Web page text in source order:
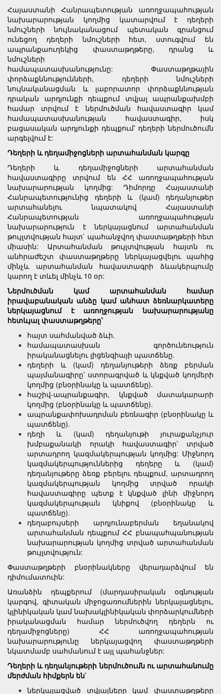
Հայաստանի Հանրապետության առողջապահության
նախարարության կողմից կատարվում է դեղերի
նմուշների նույնականացում պետական գրանցում
ունեցող դեղերի նմուշների հետ, ստուգվում են
ապրանքաուղեկից փաստաթղթերը, դրանց և
նմուշների
համապատասխանությունը: Փաստաթղթային
փորձաքննությունների, դեղերի նմուշների
նույնականացման և լաբորատոր փորձաքննության
դրական արդյունքի դեպքում տվյալ ապրանքախմբի
համար տրվում է ներմուծման հավաստագիր կամ
համապատասխանության հավաստագիր, իսկ
բացասական արդյունքի դեպքում՝ դեղերի ներմուծումն
արգելվում է:
Դեղերի և դեղամիջոցների արտահանման կարգը
Դեղերի և դեղամիջոցների արտահանման
հավաստագիրը տրվում են ՀՀ առողջապահության
նախարարության կողմից: Դիմորդը Հայաստանի
Հանրապետությունից դեղերի և (կամ) դեղանյութեր
արտահանելու նպատակով Հայաստանի
Հանրապետության առողջապահության
նախարարություն է ներկայացնում արտահանման
թույլտվության հայտ` պահանջվող փաստաթղթերի հետ
միասին: Արտահանման թույլտվության հայտն ու
անհրաժեշտ փաստաթղթերը ներկայացվելու պահից
մինչև արտահանման հավաստագրի ձևակերպումը
կարող է տևել մինչև 10 օր:
Ներմուծման կամ արտահանման համար
իրավաբանական անձը կամ անհատ ձեռնարկատերը
ներկայացնում է առողջության նախարարությանը
հետևյալ փաստաթղթերը՝
հայտ սահմանված ձևի.
համապատասխան գործունեություն
իրականացնելու լիցենզիայի պատճենը.
դեղերի և (կամ) դեղանյութերի ձեռք բերման
պայմանագիրը՝ ստորագրված և կնքված կողմերի
կողմից (բնօրինակը և պատճենը).
հաշիվ-ապրանքագիր, կնքված մատակարարի
կողմից (բնօրինակը և պատճենը).
ապրանքափոխադրման բեռնագիր (բնօրինակը և
պատճենը).
դեղի և (կամ) դեղանյութի յուրաքանչյուր
խմբաքանակի որակի հավաստագիր՝ տրված
արտադրող կազմակերպության կողմից: Միջնորդ
կազմակերպություններից դեղերը և (կամ)
դեղանյութերը ձեռք բերելու դեպքում, արտադրող
կազմակերպության կողմից տրված որակի
հավաստագիրը պետք է կնքված լինի միջնորդ
կազմակերպության կնիքով (բնօրինակը և
պատճենը).
դեղաբույսերի արդյունաբերման եղանակով
արտահանման դեպքում ՀՀ բնապահպանության
նախարարության կողմից տրված արտահանման
թույլտվություն:
Փաստաթղթերի բնօրինակները վերադարձվում են
դիմումատուին:
Առանձին դեպքերում (մարդասիրական օգնության
կարգով, գիտական միջոցառումներին ներկայացնելու,
կլինիկական կամ նախակլինիկական փորձարկումների
իրականացման համար ներմուծվող դեղերն ու
դեղամիջոցները) ՀՀ առողջապահության
նախարարությունը ներկայացվող փաստաթղթերի
նկատմամբ սահմանում է այլ պահանջներ:
Դեղերի և դեղանյութերի ներմուծումն ու արտահանումը
մերժման հիմքերն են`
ներկայացված տվյալները կամ փաստաթղթերը